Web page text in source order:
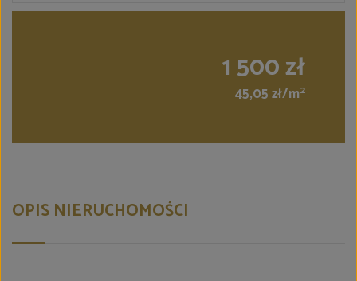
1 500 zł
45,05 zł/m2
OPIS NIERUCHOMOŚCI